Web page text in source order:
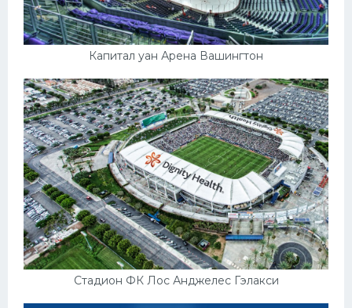
Капитал уан Арена Вашингтон
Стадион ФК Лос Анджелес Гэлакси